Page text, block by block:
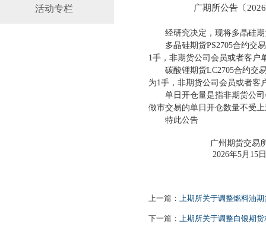
活动专栏 广期所公告〔
经研究决定，现将多晶硅
多晶硅期货PS2705合约交
1手，非期货公司会员或者客户
碳酸锂期货LC2705合约交
为1手，非期货公司会员或者客
单日开仓量是指非期货公
做市交易的单日开仓数量不受
特此公告
广州期货交易
2026年5月15日
上一篇： 上期所关于调整燃料油
下一篇： 上期所关于调整白银期